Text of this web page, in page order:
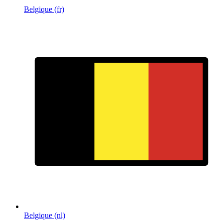
Belgique (fr)
Belgique (nl)